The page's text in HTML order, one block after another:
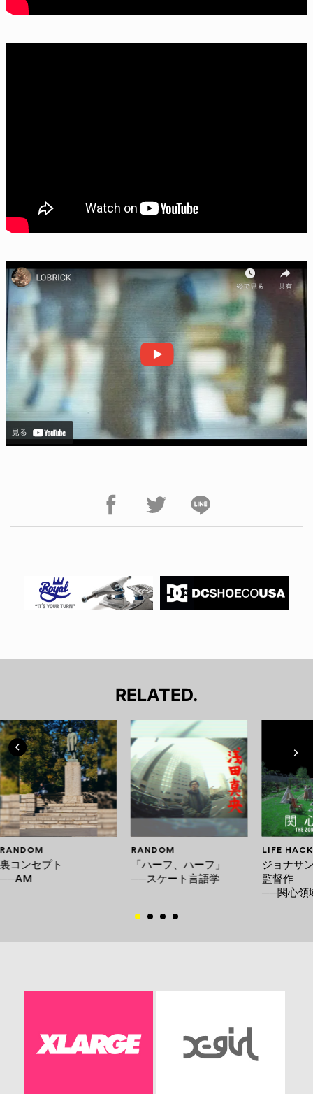
RELATED.
RANDOM
裏コンセプト
──AM
RANDOM
「ハーフ、ハーフ」
──スケート言語学
LIFE HACK
ジョナサ
監督作
──関心領